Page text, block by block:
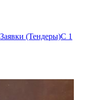
Заявки (Тендеры)С 1